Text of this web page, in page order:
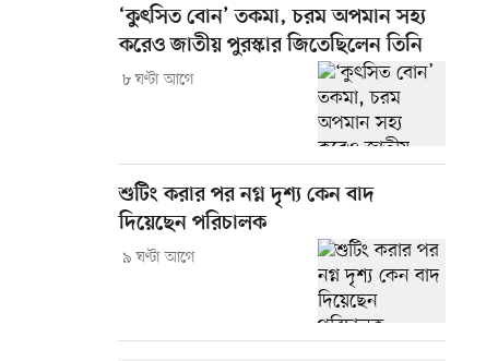
‘কুৎসিত বোন’ তকমা, চরম অপমান সহ্য
করেও জাতীয় পুরস্কার জিতেছিলেন তিনি
৮ ঘণ্টা আগে
শুটিং করার পর নগ্ন দৃশ্য কেন বাদ
দিয়েছেন পরিচালক
৯ ঘণ্টা আগে